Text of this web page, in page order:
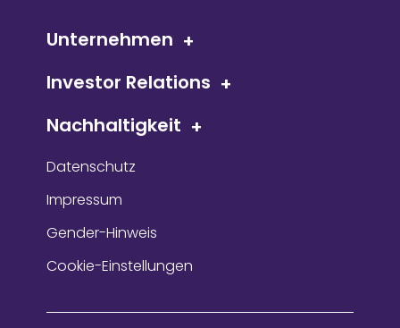
Unternehmen
Investor Relations
Nachhaltigkeit
Datenschutz
Impressum
Gender-Hinweis
Cookie-Einstellungen